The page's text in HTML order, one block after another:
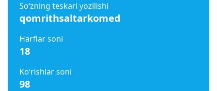
So‘zning teskari yozilishi
qomrithsaltarkomed
Harflar soni
18
Ko‘rishlar soni
98